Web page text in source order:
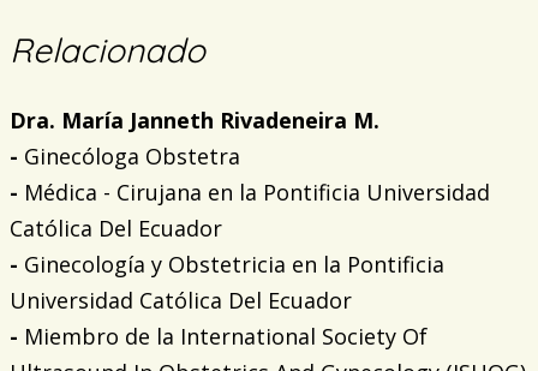
Relacionado
Dra. María Janneth Rivadeneira M.
- Ginecóloga Obstetra
- Médica - Cirujana en la Pontificia Universidad
Católica Del Ecuador
- Ginecología y Obstetricia en la Pontificia
Universidad Católica Del Ecuador
- Miembro de la International Society Of